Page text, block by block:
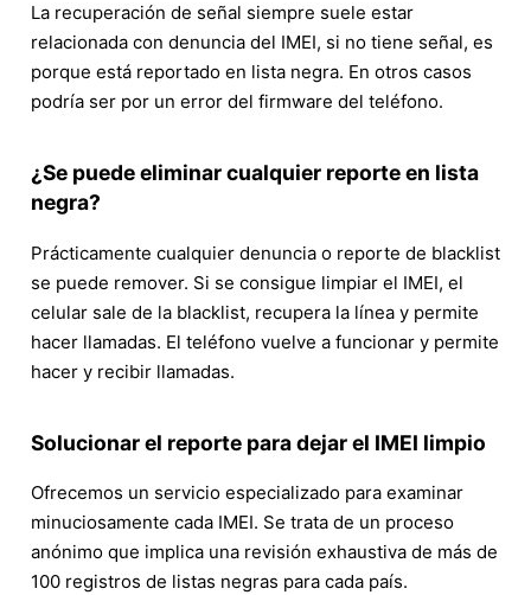
La recuperación de señal siempre suele estar
relacionada con denuncia del IMEI, si no tiene señal, es
porque está reportado en lista negra. En otros casos
podría ser por un error del firmware del teléfono.
¿Se puede eliminar cualquier reporte en lista
negra?
Prácticamente cualquier denuncia o reporte de blacklist
se puede remover. Si se consigue limpiar el IMEI, el
celular sale de la blacklist, recupera la línea y permite
hacer llamadas. El teléfono vuelve a funcionar y permite
hacer y recibir llamadas.
Solucionar el reporte para dejar el IMEI limpio
Ofrecemos un servicio especializado para examinar
minuciosamente cada IMEI. Se trata de un proceso
anónimo que implica una revisión exhaustiva de más de
100 registros de listas negras para cada país.